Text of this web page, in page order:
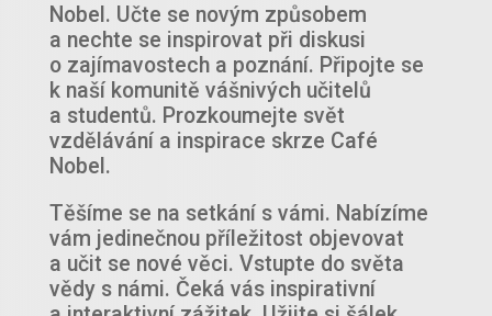
Nobel. Učte se novým způsobem
a nechte se inspirovat při diskusi
o zajímavostech a poznání. Připojte se
k naší komunitě vášnivých učitelů
a studentů. Prozkoumejte svět
vzdělávání a inspirace skrze Café
Nobel.
Těšíme se na setkání s vámi. Nabízíme
vám jedinečnou příležitost objevovat
a učit se nové věci. Vstupte do světa
vědy s námi. Čeká vás inspirativní